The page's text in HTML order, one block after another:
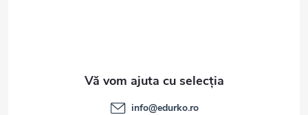
info@edurko.ro